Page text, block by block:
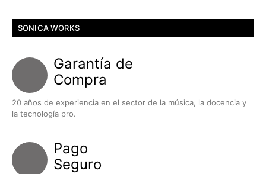
SONICA WORKS
Garantía de
Compra
20 años de experiencia en el sector de la música, la docencia y
la tecnología pro.
Pago
Seguro